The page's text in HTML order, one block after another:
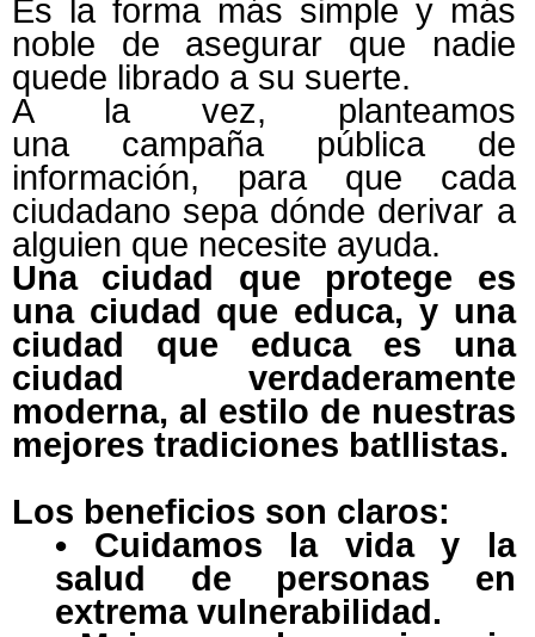
Es la forma más simple y más
noble de asegurar que nadie
quede librado a su suerte.
A la vez, planteamos
una campaña pública de
información, para que cada
ciudadano sepa dónde derivar a
alguien que necesite ayuda.
Una ciudad que protege es
una ciudad que educa, y una
ciudad que educa es una
ciudad verdaderamente
moderna, al estilo de nuestras
mejores tradiciones batllistas.
Los beneficios son claros:
• Cuidamos la vida y la
salud de personas en
extrema vulnerabilidad.